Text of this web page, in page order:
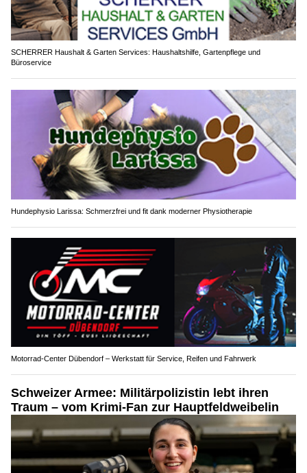
SCHERRER Haushalt & Garten Services: Haushaltshilfe, Gartenpflege und
Büroservice
Hundephysio Larissa: Schmerzfrei und fit dank moderner Physiotherapie
Motorrad-Center Dübendorf – Werkstatt für Service, Reifen und Fahrwerk
Schweizer Armee: Militärpolizistin lebt ihren
Traum – vom Krimi-Fan zur Hauptfeldweibelin